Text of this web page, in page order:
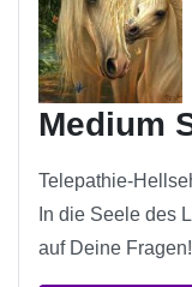
Medium
Telepathie-
In die Seele des
auf Deine Fragen!